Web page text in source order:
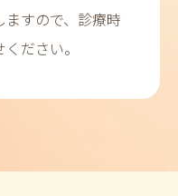
すので、診療時
ださい。